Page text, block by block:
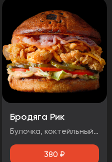
Бродяга Рик
Булочка, коктейльный соус, маринованный огурец, помидоры, фирменная курица в панировке, сыр чеддер, бекон.
380 ₽